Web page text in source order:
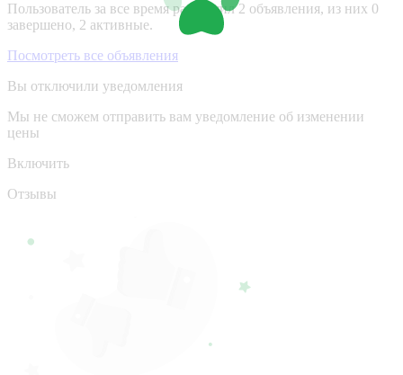
Пользователь за все время разместил 2 объявления, из них 0
завершено, 2 активные.
Посмотреть все объявления
Вы отключили уведомления
Мы не сможем отправить вам уведомление об изменении
цены
Включить
Отзывы